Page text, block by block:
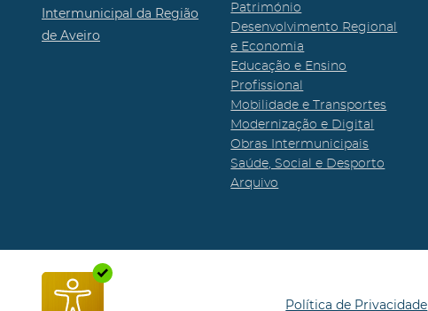
Intermunicipal da Região
de Aveiro
Património
Desenvolvimento Regional
e Economia
Educação e Ensino
Profissional
Mobilidade e Transportes
Modernização e Digital
Obras Intermunicipais
Saúde, Social e Desporto
Arquivo
Política de Privacidade